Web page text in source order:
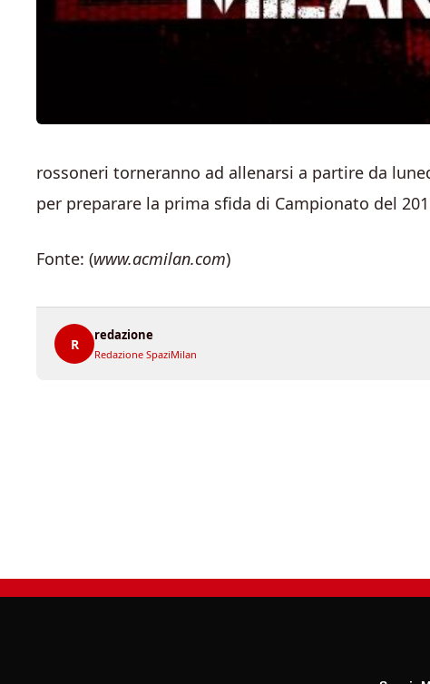
rossoneri torneranno ad allenarsi a partire da
per preparare la prima sfida di Campionato del
Fonte: (www.acmilan.com)
R
redazione
Redazione SpaziMilan